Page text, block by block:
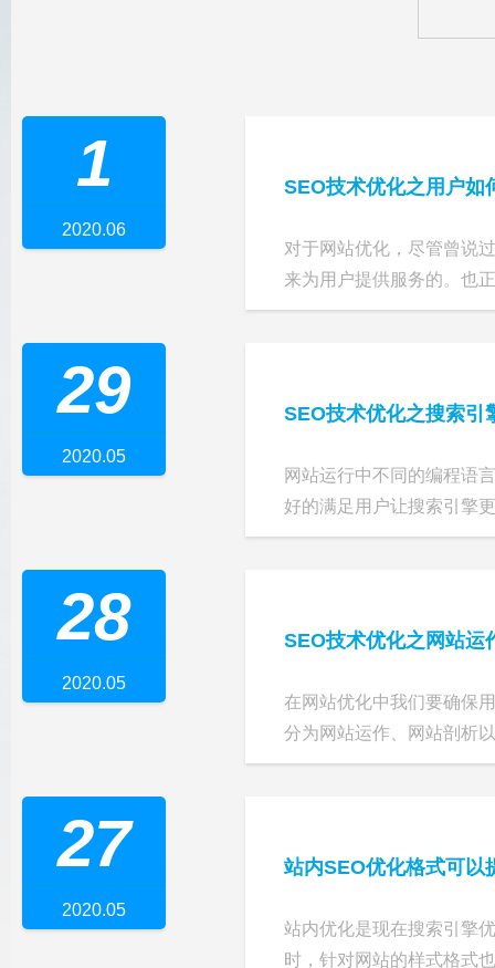
SEO技术优化之用户如
对于网站优化，尽管曾说
来为用户提供服务的。也
1
2020.06
SEO技术优化之搜索引
网站运行中不同的编程语
好的满足用户让搜索引擎
29
2020.05
SEO技术优化之网站运
在网站优化中我们要确保
分为网站运作、网站剖析
28
2020.05
站内SEO优化格式可以
站内优化是现在搜索引擎
时，针对网站的样式格式
27
2020.05